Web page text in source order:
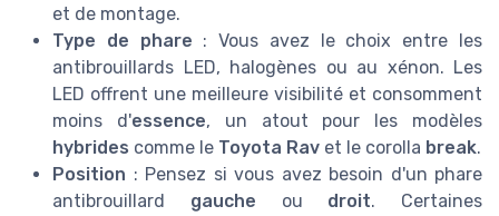
et de montage.
Type de phare : Vous avez le choix entre les
antibrouillards LED, halogènes ou au xénon. Les
LED offrent une meilleure visibilité et consomment
moins d'essence, un atout pour les modèles
hybrides comme le Toyota Rav et le corolla break.
Position : Pensez si vous avez besoin d'un phare
antibrouillard gauche ou droit. Certaines